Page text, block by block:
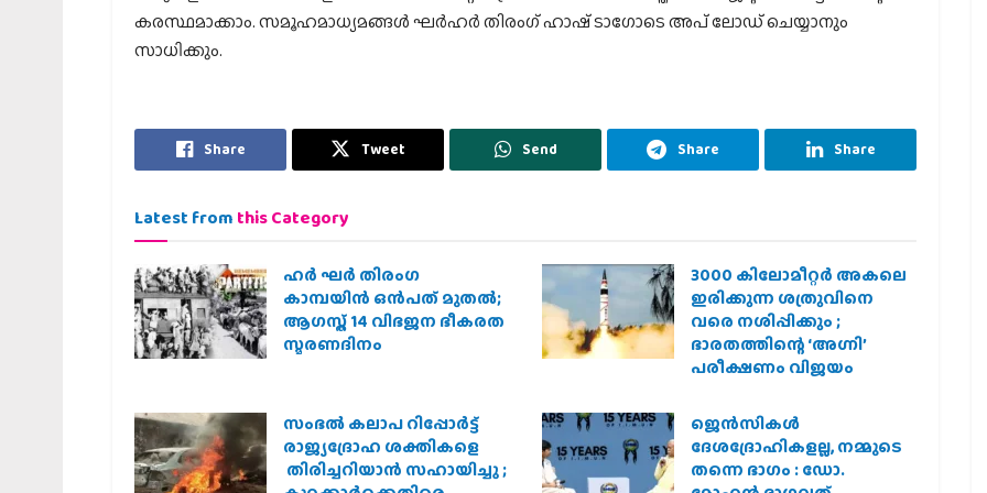
കരസ്ഥമാക്കാം. സമൂഹമാധ്യമങ്ങൾ ഘർഹർ തിരംഗ് ഹാഷ് ടാഗോടെ അപ് ലോഡ് ചെയ്യാനും
സാധിക്കും.
Share Tweet Send Share Share
Latest from this Category
ഹര്‍ ഘര്‍ തിരംഗ
കാമ്പയിന്‍ ഒന്‍പത് മുതല്‍;
ആഗസ്ത് 14 വിഭജന ഭീകരത
സ്മരണദിനം
3000 കിലോമീറ്റർ അകലെ
ഇരിക്കുന്ന ശത്രുവിനെ
വരെ നശിപ്പിക്കും ;
ഭാരതത്തിന്റെ ‘അഗ്നി’
പരീക്ഷണം വിജയം
സംഭൽ കലാപ റിപ്പോർട്ട്
രാജ്യദ്രോഹ ശക്തികളെ
തിരിച്ചറിയാൻ സഹായിച്ചു ;
ജെന്‍സികള്‍
ദേശദ്രോഹികളല്ല, നമ്മുടെ
തന്നെ ഭാഗം : ഡോ.